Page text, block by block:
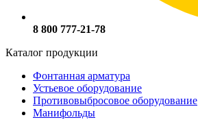
8 800 777-21-78
Каталог продукции
Фонтанная арматура
Устьевое оборудование
Противовыбросовое оборудование
Манифольды